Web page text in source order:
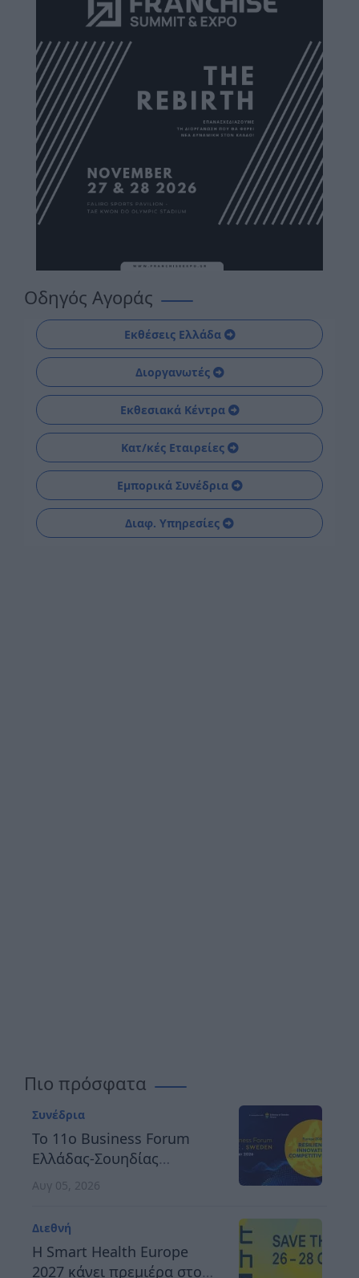
Οδηγός Αγοράς
Εκθέσεις Ελλάδα
Διοργανωτές
Εκθεσιακά Κέντρα
Κατ/κές Εταιρείες
Εμπορικά Συνέδρια
Διαφ. Υπηρεσίες
Πιο πρόσφατα
Συνέδρια
Το 11ο Business Forum
Ελλάδας-Σουηδίας
αναδεικνύει τον δρόμο
καινοτόμο και
ανταγωνιστική Ευρώπη
Αυγ 05, 2026
Διεθνή
H Smart Health Europe
2027 κάνει πρεμιέρα στο